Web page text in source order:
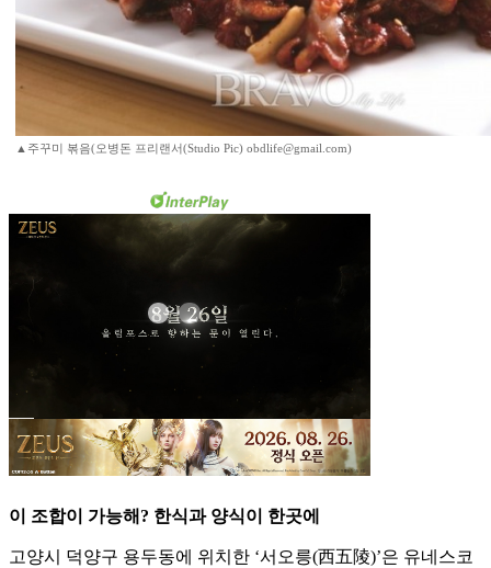
▲주꾸미 볶음(오병돈 프리랜서(Studio Pic) obdlife@gmail.com)
이 조합이 가능해? 한식과 양식이 한곳에
고양시 덕양구 용두동에 위치한 ‘서오릉(西五陵)’은 유네스코